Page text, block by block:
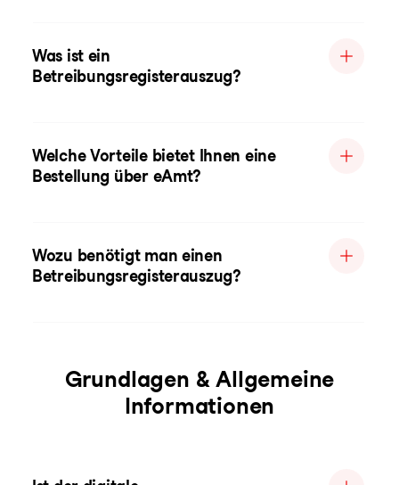
Was ist ein
Betreibungsregisterauszug?
Welche Vorteile bietet Ihnen eine
Bestellung über eAmt?
Wozu benötigt man einen
Betreibungsregisterauszug?
Grundlagen & Allgemeine
Informationen